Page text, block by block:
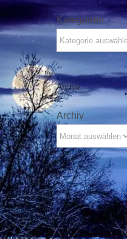
Kategorien
Archiv
Archiv